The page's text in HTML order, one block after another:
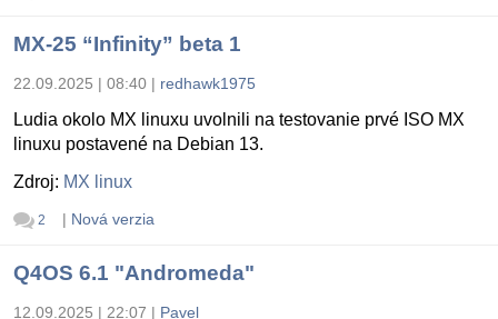
MX-25 “Infinity” beta 1
22.09.2025 | 08:40 | redhawk1975
Ludia okolo MX linuxu uvolnili na testovanie prvé ISO MX
linuxu postavené na Debian 13.
Zdroj: MX linux
2 | Nová verzia
Q4OS 6.1 "Andromeda"
12.09.2025 | 22:07 | Pavel